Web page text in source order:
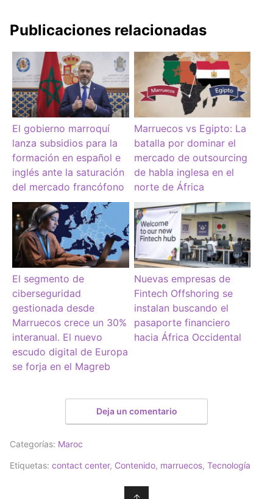
Publicaciones relacionadas
El gobierno marroquí
lanza subsidios para la
formación en español e
inglés ante la saturación
del mercado francófono
Marruecos vs Egipto: La
batalla por dominar el
mercado de outsourcing
de habla inglesa en el
norte de África
El segmento de
ciberseguridad
gestionada desde
Marruecos crece un 30%
interanual. El nuevo
escudo digital de Europa
se forja en el Magreb
Nuevas empresas de
Fintech Offshoring se
instalan buscando el
pasaporte financiero
hacia África Occidental
Deja un comentario
Categorías: Maroc
Etiquetas: contact center, Contenido, marruecos, Tecnología